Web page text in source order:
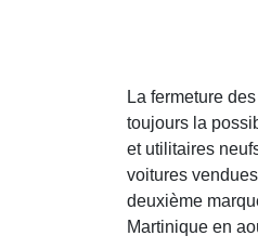
La fermeture
toujours la
et utilitaires
voitures
deuxième
Martinique en